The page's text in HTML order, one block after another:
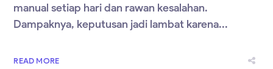
manual setiap hari dan rawan kesalahan.
Dampaknya, keputusan jadi lambat karena...
READ MORE